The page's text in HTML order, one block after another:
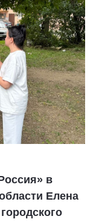
в
Елена